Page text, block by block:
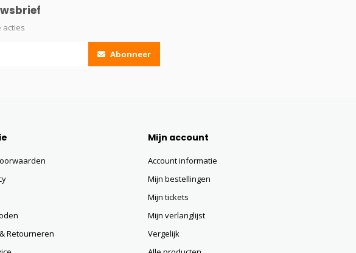
acties
Abonneer
Retourneren
Mijn account
Account informatie
Mijn bestellingen
Mijn tickets
Mijn verlanglijst
Vergelijk